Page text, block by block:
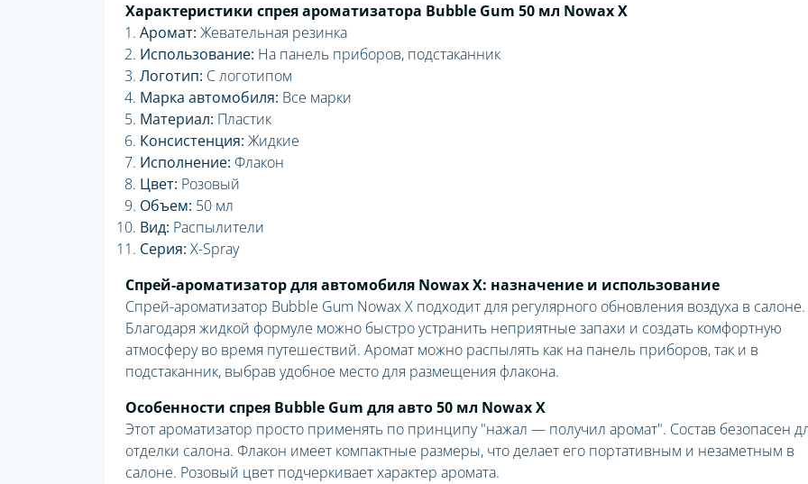
Характеристики спрея ароматизатора Bubble Gum 50 мл Nowax X
Аромат: Жевательная резинка
Использование: На панель приборов, подстаканник
Логотип: С логотипом
Марка автомобиля: Все марки
Материал: Пластик
Консистенция: Жидкие
Исполнение: Флакон
Цвет: Розовый
Объем: 50 мл
Вид: Распылители
Серия: X-Spray
Спрей-ароматизатор для автомобиля Nowax X: назначение и использование
Спрей-ароматизатор Bubble Gum Nowax X подходит для регулярного обновления воздуха в салоне.
Благодаря жидкой формуле можно быстро устранить неприятные запахи и создать комфортную
атмосферу во время путешествий. Аромат можно распылять как на панель приборов, так и в
подстаканник, выбрав удобное место для размещения флакона.
Особенности спрея Bubble Gum для авто 50 мл Nowax X
Этот ароматизатор просто применять по принципу "нажал — получил аромат". Состав безопасен
отделки салона. Флакон имеет компактные размеры, что делает его портативным и незаметным в
салоне. Розовый цвет подчеркивает характер аромата.